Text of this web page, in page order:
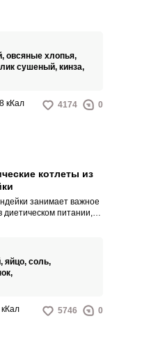
овсянка, а для
сочности добавляется
вода.
овсяные хлопья,
сушеный, кинза,
кКал 4174 0
котлеты из
занимает важное
диетическом питании,
калорийности мяса
Готовятся диетические
из индейки без
яйцо, соль,
5746 0